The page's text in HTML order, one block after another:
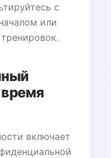
с
или
включает